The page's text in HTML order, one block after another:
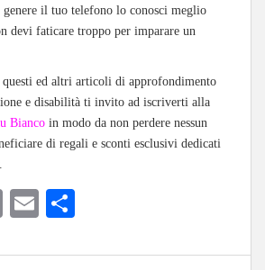
genere il tuo telefono lo conosci meglio
devi faticare troppo per imparare un
questi ed altri articoli di approfondimento
e disabilità ti invito ad iscriverti alla
Bianco in modo da non perdere nessun
di regali e sconti esclusivi dedicati
C
y
E
ail di